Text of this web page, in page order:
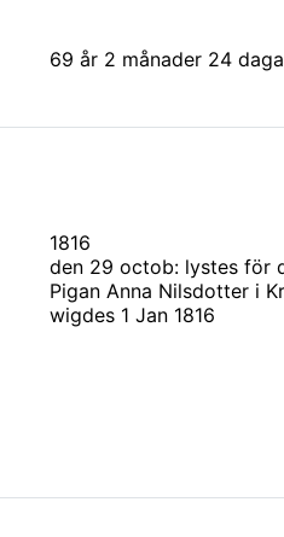
69 år 2 månader 24
1816
den 29 octob: lystes för
Pigan Anna Nilsdotter i
wigdes 1 Jan 1816